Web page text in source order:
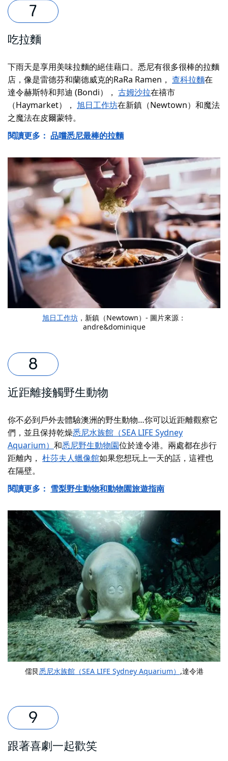
吃拉麵
下雨天是享用美味拉麵的絕佳藉口。悉尼有很多很棒的拉麵
店，像是雷德芬和蘭德威克的RaRa Ramen， 查科拉麵在
達令赫斯特和邦迪 (Bondi）， 古姆沙拉在禧市
（Haymarket）， 旭日工作坊在新鎮（Newtown）和魔法
之魔法在皮爾蒙特。
閱讀更多： 品嚐悉尼最棒的拉麵
旭日工作坊 ，新鎮（Newtown）- 圖片來源：
andre&dominique
近距離接觸野生動物
你不必到戶外去體驗澳洲的野生動物…你可以近距離觀察它
們，並且保持乾燥悉尼水族館（SEA LIFE Sydney
Aquarium） 和悉尼野生動物園位於達令港。兩處都在步行
距離內， 杜莎夫人蠟像館如果您想玩上一天的話，這裡也
在隔壁。
閱讀更多： 雪梨野生動物和動物園旅遊指南
儒艮悉尼水族館（SEA LIFE Sydney Aquarium） ,達令港
跟著喜劇一起歡笑